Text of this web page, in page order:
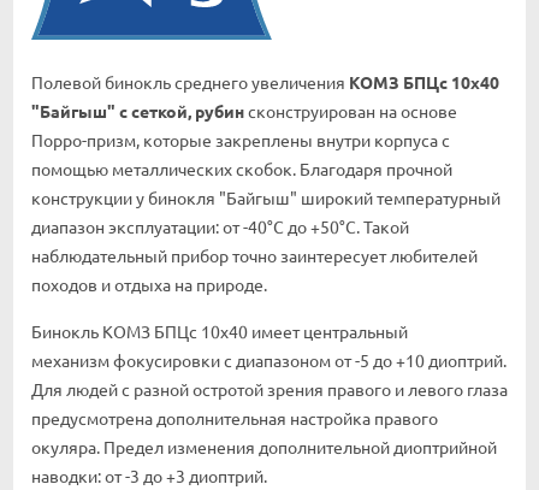
Полевой бинокль среднего увеличения КОМЗ БПЦc 10х40
"Байгыш" с сеткой, рубинсконструирован на основе
Порро-призм, которые закреплены внутри корпуса с
помощью металлических скобок. Благодаря прочной
конструкции у бинокля "Байгыш" широкий температурный
диапазон эксплуатации: от -40°C до +50°C. Такой
наблюдательный прибор точно заинтересует любителей
походов и отдыха на природе.
Бинокль КОМЗ БПЦc 10х40 имеет центральный
механизм фокусировки с диапазоном от -5 до +10 диоптрий.
Для людей с разной остротой зрения правого и левого глаза
предусмотрена дополнительная настройка правого
окуляра. Предел изменения дополнительной диоптрийной
наводки: от -3 до +3 диоптрий.